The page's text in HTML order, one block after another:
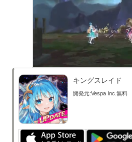
キングスレイド
開発元:Vespa Inc. 無料